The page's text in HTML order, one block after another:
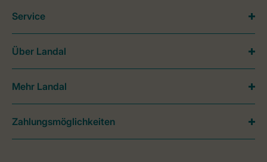
Service
Über Landal
Mehr Landal
Zahlungsmöglichkeiten